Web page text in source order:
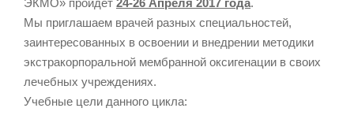
ЭКМО» пройдет 24-26 Апреля 2017 года.
Мы приглашаем врачей разных специальностей,
заинтересованных в освоении и внедрении методики
экстракорпоральной мембранной оксигенации в своих
лечебных учреждениях.
Учебные цели данного цикла: